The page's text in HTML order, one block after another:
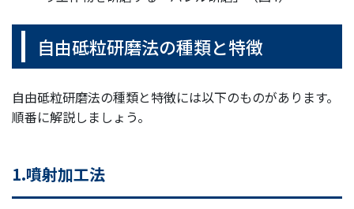
自由砥粒研磨法の種類と特徴
自由砥粒研磨法の種類と特徴には以下のものがあります。
順番に解説しましょう。
1.噴射加工法